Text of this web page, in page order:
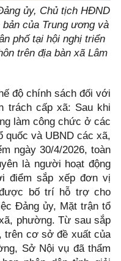
ủy, Chủ tịch HĐND
của Trung ương và
phố tại hội nghị triển
trên địa bàn xã Lâm
độ chính sách đối với
trách cấp xã: Sau khi
làm công chức ở các
quốc và UBND các xã,
ngày 30/4/2026, toàn
là người hoạt động
điểm sắp xếp đơn vị
được bố trí hỗ trợ cho
Đảng ủy, Mặt trận tổ
phường. Từ sau sắp
trên cơ sở đề xuất của
Sở Nội vụ đã thẩm